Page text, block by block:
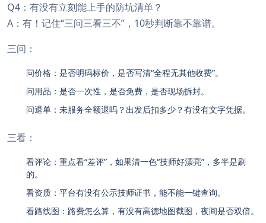
Q4：有没有立刻能上手的防坑清单？
A：有！记住“三问三看三不”，10秒判断靠不靠谱。
三问：
问价格：是否明码标价，是否写清“全程无其他收费”。
问用品：是否一次性，是否免费，是否现场拆封。
问退单：未服务全额退吗？出发后扣多少？有没有文字凭据。
三看：
看评论：重点看“差评”，如果清一色“技师好漂亮”，多半是刷
的。
看资质：平台有没有公示技师证书，能不能一键查询。
看路线图：路费怎么算，有没有高德地图截图，夜间是否双倍。